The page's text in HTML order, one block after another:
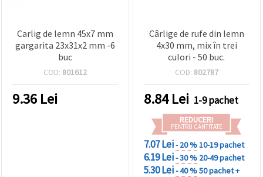
Carlig de lemn 45x7 mm
gargarita 23x31x2 mm -6
buc
COD: 801612
9.36 Lei
Cârlige de rufe din lemn
4x30 mm, mix în trei
culori - 50 buc.
COD: 802787
8.84Lei 1-9 pachet
REDUCERI
PENTRU CANTITATE
7.07 Lei- 20 %10-19 pachet
6.19 Lei- 30 % 20-49 pachet
5.30 Lei- 40 %50 pachet +